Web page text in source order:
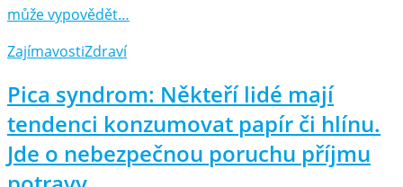
může vypovědět…
ZajímavostiZdraví
Pica syndrom: Někteří lidé mají
tendenci konzumovat papír či hlínu.
Jde o nebezpečnou poruchu příjmu